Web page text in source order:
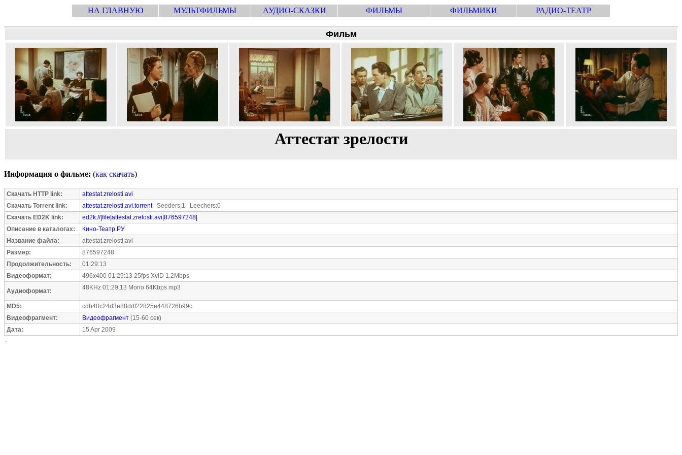
НА ГЛАВНУЮ МУЛЬТФИЛЬМЫ АУДИО-СКАЗКИ ФИЛЬМЫ ФИЛЬМИКИ РАДИО-ТЕАТР
Фильм
Аттестат зрелости
Информация о фильме: (как скачать)
Скачать HTTP link:
attestat.zrelosti.avi
Скачать Torrent link:
attestat.zrelosti.avi.torrentSeeders:1 Leechers:0
Скачать ED2K link:
ed2k://|file|attestat.zrelosti.avi|876597248|
Описание в каталогах:
Кино-Театр.РУ
Название файла:
attestat.zrelosti.avi
Размер:
876597248
Продолжительность:
01:29:13
Видеоформат:
496x400 01:29:13 25fps XviD 1.2Mbps
Аудиоформат: 48KHz 01:29:13 Mono 64Kbps mp3
MD5:
cdb40c24d3e88ddf22825e448726b99c
Видеофрагмент:
Видеофрагмент (15-60 сек)
Дата:
15 Apr 2009